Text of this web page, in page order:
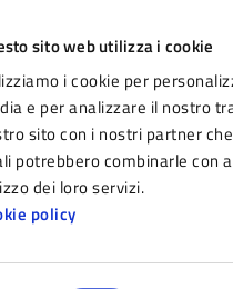
sito web utilizza i cookie
i cookie per
e per analizzare il nostro
sito con i nostri partner
potrebbero combinarle con
dei loro servizi.
policy
di Fidenza
e informazioni del Comune di
Novità